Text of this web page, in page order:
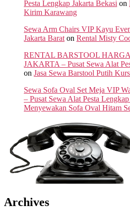
Pesta Lengkap Jakarta Bekasi on
Kirim Karawang
Sewa Arm Chairs VIP Kayu
Jakarta Barat on Rental Misty
RENTAL BARSTOOL
JAKARTA – Pusat Sewa Alat
on Jasa Sewa Barstool Putih
Sewa Sofa Oval Set Meja VIP
– Pusat Sewa Alat Pesta
Menyewakan Sofa Oval Hitam
Archives